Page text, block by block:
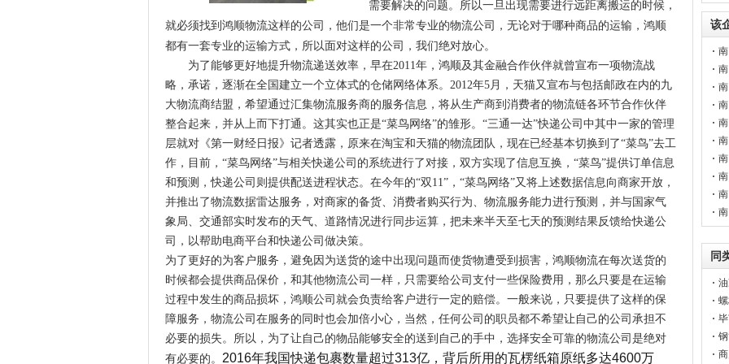
需要解决的问题。所以一旦出现需要进行远距离搬运的时候，
就必须找到鸿顺物流这样的公司，他们是一个非常专业的物流公司，无论对于哪种商品的运输，鸿顺
都有一套专业的运输方式，所以面对这样的公司，我们绝对放心。
为了能够更好地提升物流递送效率，早在2011年，鸿顺及其金融合作伙伴就曾宣布一项物流战
略，承诺，逐渐在全国建立一个立体式的仓储网络体系。2012年5月，天猫又宣布与包括邮政在内的九
大物流商结盟，希望通过汇集物流服务商的服务信息，将从生产商到消费者的物流链各环节合作伙伴
整合起来，并从上而下打通。这其实也正是“菜鸟网络”的雏形。“三通一达”快递公司中其中一家的管理
层就对《第一财经日报》记者透露，原来在淘宝和天猫的物流团队，现在已经基本切换到了“菜鸟”去工
作，目前，“菜鸟网络”与相关快递公司的系统进行了对接，双方实现了信息互换，“菜鸟”提供订单信息
和预测，快递公司则提供配送进程状态。在今年的“双11”，“菜鸟网络”又将上述数据信息向商家开放，
并推出了物流数据雷达服务，对商家的备货、消费者购买行为、物流服务能力进行预测，并与国家气
象局、交通部实时发布的天气、道路情况进行同步运算，把未来半天至七天的预测结果反馈给快递公
司，以帮助电商平台和快递公司做决策。
为了更好的为客户服务，避免因为送货的途中出现问题而使货物遭受到损害，鸿顺物流在每次送货的
时候都会提供商品保价，和其他物流公司一样，只需要给公司支付一些保险费用，那么只要是在运输
过程中发生的商品损坏，鸿顺公司就会负责给客户进行一定的赔偿。一般来说，只要提供了这样的保
障服务，物流公司在服务的同时也会加倍小心，当然，任何公司的职员都不希望让自己的公司承担不
必要的损失。所以，为了让自己的物品能够安全的送到自己的手中，选择安全可靠的物流公司是绝对
有必要的。 2016年我国快递包裹数量超过313亿，背后所用的瓦楞纸箱原纸多达4600万
该
同